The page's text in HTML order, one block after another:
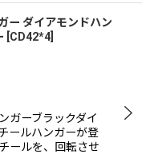
ー ダイアモンドハン
CD42*4
ガーブラックダイ
ールハンガーが登
ールを、回転させ